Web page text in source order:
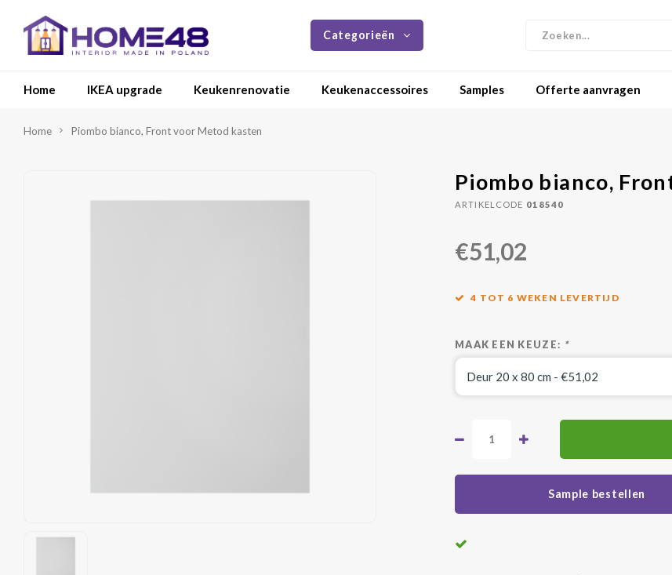
Categorieën
Home IKEA upgrade Keukenrenovatie Keukenaccessoires Samples Offerte aanvragen
Home Piombo bianco, Front voor Metod kasten
Piombo bianco,
ARTIKELCODE 018540
€51,02
4 TOT 6 WEKEN LEVERTIJD
MAAK EEN KEUZE: *
Sample bestellen